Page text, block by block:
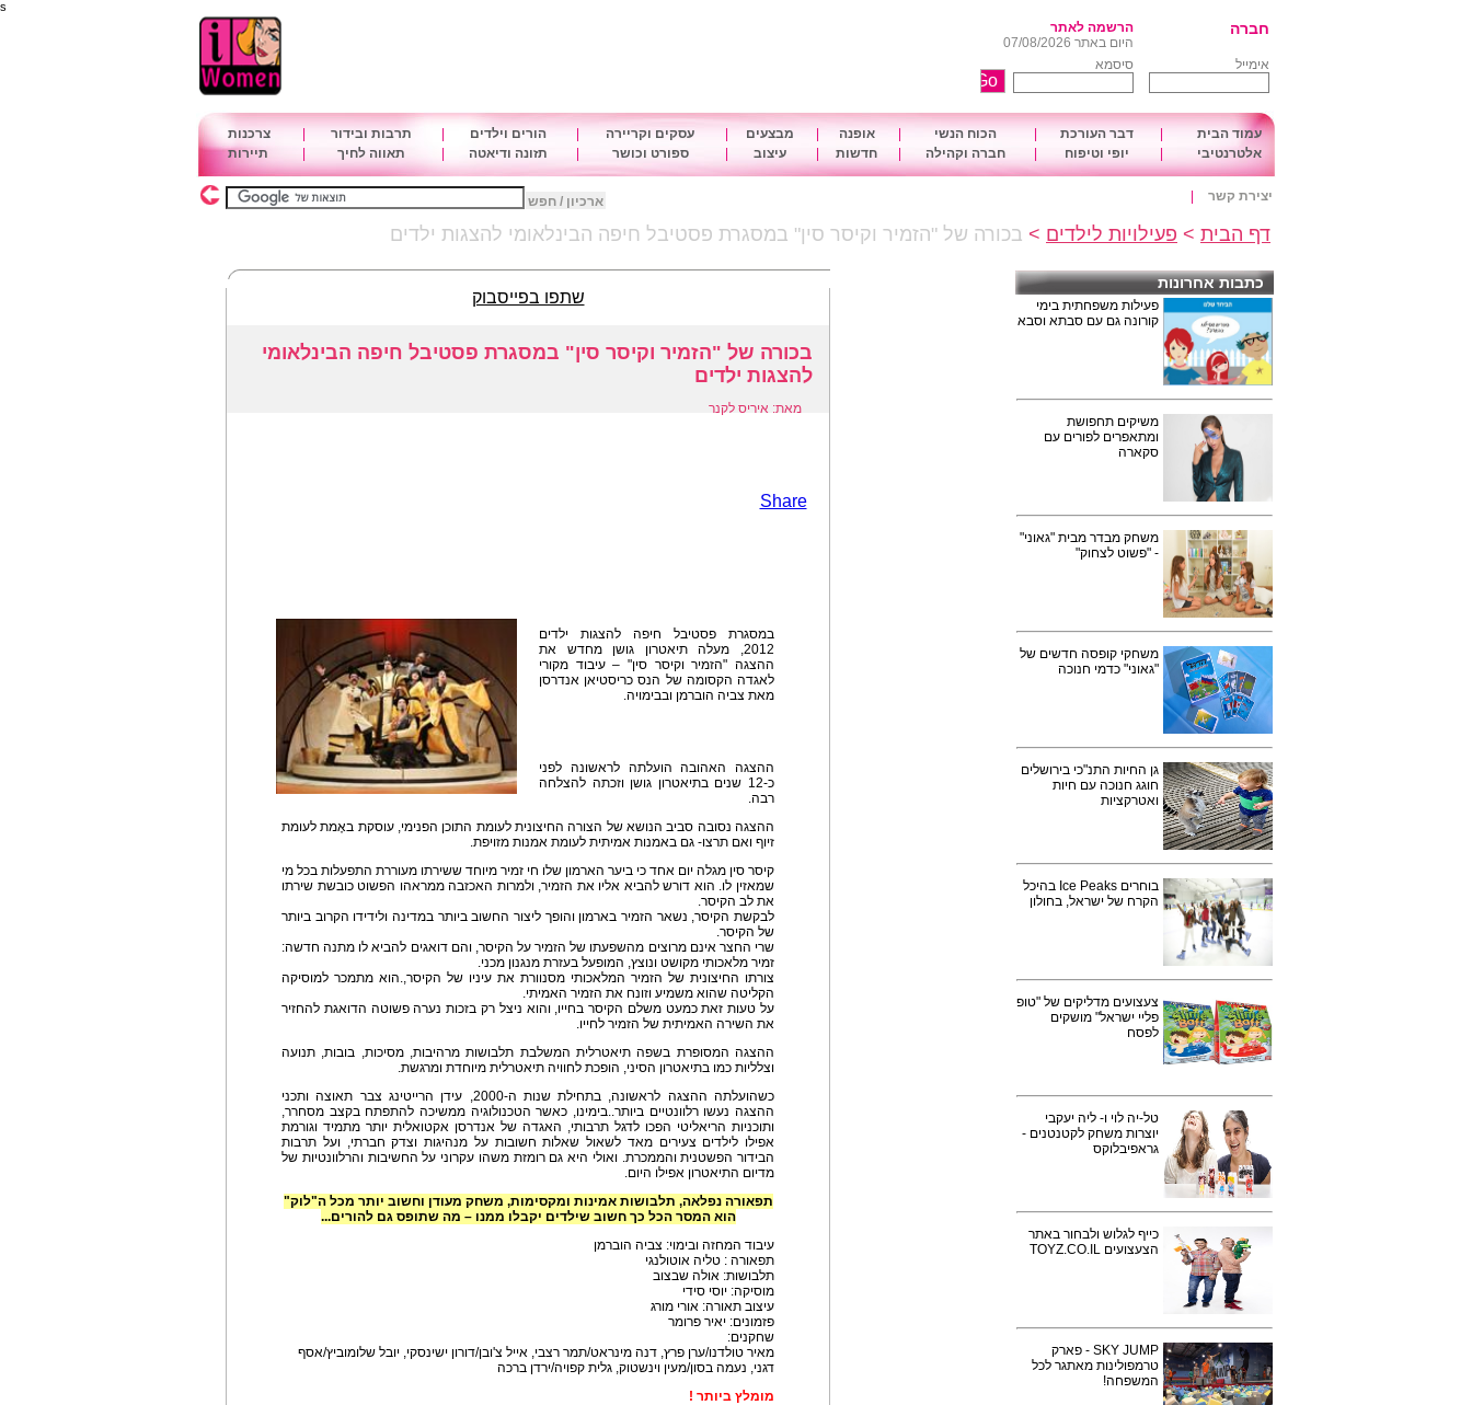
s
חברה
הרשמה לאתר
היום באתר 07/08/2026
אימייל
סיסמא
עמוד הבית דבר העורכת הכוח הנשי אופנה מבצעים עסקים וקריירה הורים וילדים תרבות ובידור
צרכנות
אלטרנטיבי
יופי וטיפוח חברה וקהילה חדשות עיצוב ספורט וכושר תזונה ודיאטה תאווה לחיך תיירות
יצירת קשר ארכיון / חפש
דף הבית > פעילויות לילדים > בכורה של "הזמיר וקיסר סין" במסגרת פסטיבל חיפה הבינלאומי להצגות ילדים
כתבות אחרונות
פעילות משפחתית בימי
קורונה גם עם סבתא וסבא
משיקים תחפושת
ומתאפרים לפורים עם
סקארה
משחק מבדר מבית "גאוני"
- "פשוט לצחוק"
משחקי קופסה חדשים של
"גאוני" כדמי חנוכה
גן החיות התנ"כי בירושלים
חוגג חנוכה עם חיות
ואטרקציות
בוחרים Ice Peaks בהיכל
הקרח של ישראל, בחולון
צעצועים מדליקים של "טופ
פליי ישראל" מושקים
לפסח
טל-יה לוי ו- ליה יעקבי
יוצרות משחק לקטנטנים -
גראפיבלוקס
כייף לגלוש ולבחור באתר
הצעצועים TOYZ.CO.IL
SKY JUMP - פארק
טרמפולינות מאתגר לכל
המשפחה!
שתפו בפייסבוק
בכורה של "הזמיר וקיסר סין" במסגרת פסטיבל חיפה הבינלאומי
להצגות ילדים
מאת: איריס לקנר
Share
במסגרת פסטיבל חיפה להצגות ילדים
2012, מעלה תיאטרון גושן מחדש את
ההצגה "הזמיר וקיסר סין" – עיבוד מקורי
לאגדה הקסומה של הנס כריסטיאן אנדרסן
מאת צביה הוברמן ובבימויה.
ההצגה האהובה הועלתה לראשונה לפני
כ-12 שנים בתיאטרון גושן וזכתה להצלחה
רבה.
ההצגה נסובה סביב הנושא של הצורה החיצונית לעומת התוכן הפנימי, עוסקת באֶמת לעומת
זיוף ואם תרצו- גם באמנות אמיתית לעומת אמנות מזויפת.
קיסר סין מגלה יום אחד כי ביער הארמון שלו חי זמיר מיוחד ששירתו מעוררת התפעלות בכל מי
שמאזין לו. הוא דורש להביא אליו את הזמיר, ולמרות האכזבה ממראהו הפשוט כובשת שירתו
את לב הקיסר.
לבקשת הקיסר, נשאר הזמיר בארמון והופך ליצור החשוב ביותר במדינה ולידידו הקרוב ביותר
של הקיסר.
שרי החצר אינם מרוצים מהשפעתו של הזמיר על הקיסר, והם דואגים להביא לו מתנה חדשה:
זמיר מלאכותי מקושט ונוצץ, המופעל בעזרת מנגנון מכני.
צורתו החיצונית של הזמיר המלאכותי מסנוורת את עיניו של הקיסר,.הוא מתמכר למוסיקה
הקליטה שהוא משמיע וזונח את הזמיר האמיתי.
על טעות זאת כמעט משלם הקיסר בחייו, והוא ניצל רק בזכות נערה פשוטה הדואגת להחזיר
את השירה האמיתית של הזמיר לחייו.
ההצגה המסופרת בשפה תיאטרלית המשלבת תלבושות מרהיבות, מסיכות, בובות, תנועה
וצלליות כמו בתיאטרון הסיני, הופכת לחוויה תיאטרלית מיוחדת ומרגשת.
כשהועלתה ההצגה לראשונה, בתחילת שנות ה-2000, עידן הרייטינג צבר תאוצה ותכני
ההצגה נעשו רלוונטיים ביותר..בימינו, כאשר הטכנולוגיה ממשיכה להתפתח בקצב מסחרר,
ותוכניות הריאליטי הפכו לדגל תרבותי, האגדה של אנדרסן אקטואלית יותר מתמיד וגורמת
אפילו לילדים צעירים מאד לשאול שאלות חשובות על מנהיגות וצדק חברתי, ועל תרבות
הבידור הפשטנית והממכרת. ואולי היא גם רומזת משהו עקרוני על החשיבות והרלוונטיות של
מדיום התיאטרון אפילו היום.
תפאורה נפלאה, תלבושות אמינות ומקסימות, משחק מעודן וחשוב יותר מכל ה"לוק"
הוא המסר הכל כך חשוב שילדים יקבלו ממנו – מה שתופס גם להורים...
עיבוד המחזה ובימוי: צביה הוברמן
תפאורה : טליה אוטולנגי
תלבושות: אולה שבצוב
מוסיקה: יוסי סידי
עיצוב תאורה: אורי מורג
פזמונים: יאיר פרומר
שחקנים:
מאיר טולדנו/ערן פרץ, דנה מינראט/תמר רצבי, אייל צ'ובן/דורון ישינסקי, יובל שלומוביץ/אסף
דגני, נעמה בסון/מעין וינשטוק, גלית קפויה/ירדן ברכה
מומלץ ביותר !